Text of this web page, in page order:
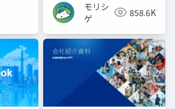
モリシ
ゲ
858.6K